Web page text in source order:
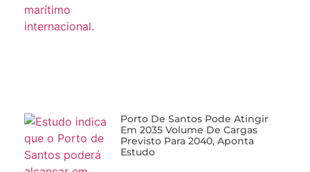
Porto De Santos Pode Atingir
Em 2035 Volume De Cargas
Previsto Para 2040, Aponta
Estudo